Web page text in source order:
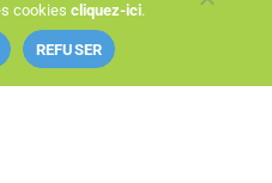
cookies cliquez-ici.
REFUSER